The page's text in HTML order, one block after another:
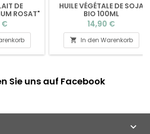
DE
ROSAT"
€
HUILE VÉGÉTALE DE SOJA
BIO 100ML
Preis
14,90 €
 In den Warenkorb
Sie uns auf Facebook
